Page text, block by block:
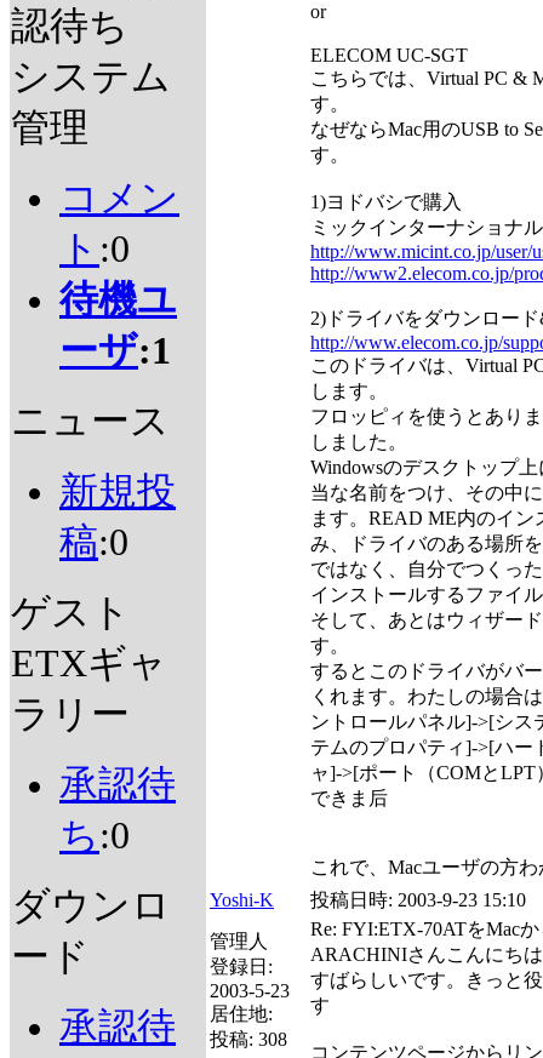
認待ち
システム
管理
コメン
ト :0
待機ユ
ーザ:1
ニュース
新規投
稿:0
ゲスト
ETXギャ
ラリー
承認待
ち :0
ダウンロ
ード
承認待
or
ELECOM UC-SGT
こちらでは、Virtual PC &
す。
なぜならMac用のUSB to
す。
1)ヨドバシで購入
ミックインターナショナ
http://www.micint.co.jp/user/
http://www2.elecom.co.jp/
2)ドライバをダウンロー
http://www.elecom.co.jp/
このドライバは、Virtual
します。
フロッピィを使うとあり
しました。
Windowsのデスクトップ
当な名前をつけ、その中
ます。READ ME内のイ
み、ドライバのある場所
ではなく、自分でつくっ
インストールするファイ
そして、あとはウィザー
す。
するとこのドライバがバ
くれます。わたしの場合
ントロールパネル]->[シ
テムのプロパティ]->[ハー
ャ]->[ポート（COMと
できま后
これで、Macユーザの方
Yoshi-K
投稿日時: 2003-9-23 15:10
管理人
登録日:
2003-5-23
居住地:
投稿: 308
Re: FYI:ETX-70ATをMac
ARACHINIさんこんにち
すばらしいです。きっと
す
コンテンツページからリ